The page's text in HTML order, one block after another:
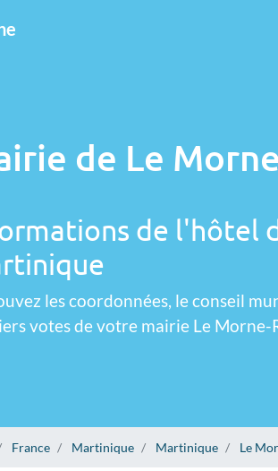
de Le
de l'hôtel
les coordonnées, le conseil
votes de votre mairie Le Morne-
France Martinique Martinique Le